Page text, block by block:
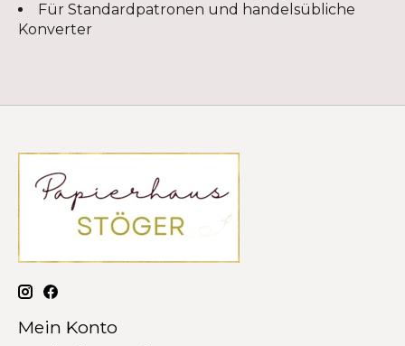
Für Standardpatronen und handelsübliche
Konverter
Mein Konto